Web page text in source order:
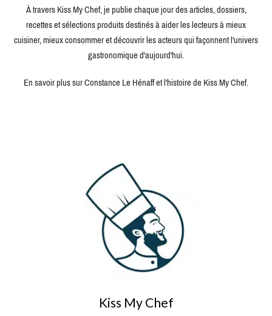
À travers Kiss My Chef, je publie chaque jour des articles, dossiers,
recettes et sélections produits destinés à aider les lecteurs à mieux
cuisiner, mieux consommer et découvrir les acteurs qui façonnent l'univers
gastronomique d'aujourd'hui.
En savoir plus sur Constance Le Hénaff et l'histoire de Kiss My Chef.
Kiss My Chef